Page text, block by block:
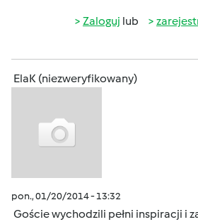
Zaloguj lub
ElaK (niezweryfikowany)
pon., 01/20/2014 - 13:32
Goście wychodzili pełni inspiracji i